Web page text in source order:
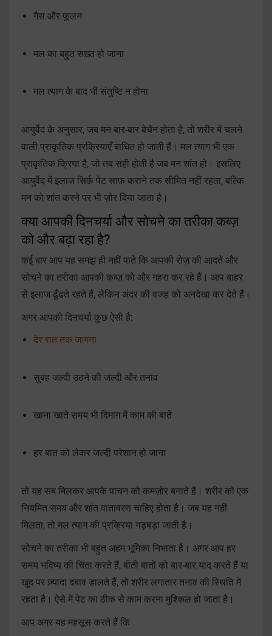
गैस और फूलन
मल का बहुत सख़्त हो जाना
मल त्याग के बाद भी संतुष्टि न होना
आयुर्वेद के अनुसार, जब मन बार-बार बेचैन होता है, तो शरीर में चलने
वाली प्राकृतिक प्रक्रियाएँ बाधित हो जाती हैं। मल त्याग भी एक
प्राकृतिक क्रिया है, जो तब सही होती है जब मन शांत हो। इसलिए
आयुर्वेद में इलाज सिर्फ़ पेट साफ़ कराने तक सीमित नहीं रहता, बल्कि
मन को शांत करने पर भी ज़ोर दिया जाता है।
क्या आपकी दिनचर्या और सोचने का तरीका कब्ज़
को और बढ़ा रहा है?
कई बार आप यह समझ ही नहीं पाते कि आपकी रोज़ की आदतें और
सोचने का तरीका आपकी कब्ज़ को और गहरा कर रहे हैं। आप बाहर
से इलाज ढूँढते रहते हैं, लेकिन अंदर की वजह को अनदेखा कर देते हैं।
अगर आपकी दिनचर्या कुछ ऐसी है:
देर रात तक जागना
सुबह जल्दी उठने की जल्दी और तनाव
खाना खाते समय भी दिमाग में काम की बातें
हर बात को लेकर जल्दी परेशान हो जाना
तो यह सब मिलकर आपके पाचन को कमज़ोर बनाते हैं। शरीर को एक
नियमित समय और शांत वातावरण चाहिए होता है। जब यह नहीं
मिलता, तो मल त्याग की प्रक्रिया गड़बड़ा जाती है।
सोचने का तरीका भी बहुत अहम भूमिका निभाता है। अगर आप हर
समय भविष्य की चिंता करते हैं, बीती बातों को बार-बार याद करते हैं या
खुद पर ज़्यादा दबाव डालते हैं, तो शरीर लगातार तनाव की स्थिति में
रहता है। ऐसे में पेट का ठीक से काम करना मुश्किल हो जाता है।
आप अगर यह महसूस करते हैं कि